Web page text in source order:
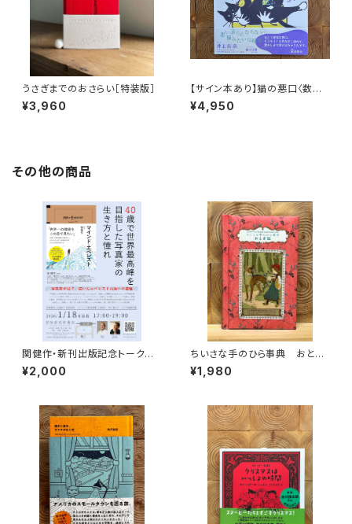
うさぎまでのおさらい［特装版］
¥3,960
【サイン本あり】猫の悪口〈数量
限定・オリジナルトート付き〉
¥4,950
その他の商品
関健作・新刊出版記念トークイ
ベント録画視聴権
¥2,000
ちいさな手のひら事典 おとぎ
話
¥1,980